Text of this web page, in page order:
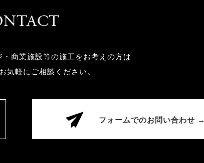
・商業施設等の施工をお考えの方は
気軽にご相談ください。
フォームでのお問い合わせ →